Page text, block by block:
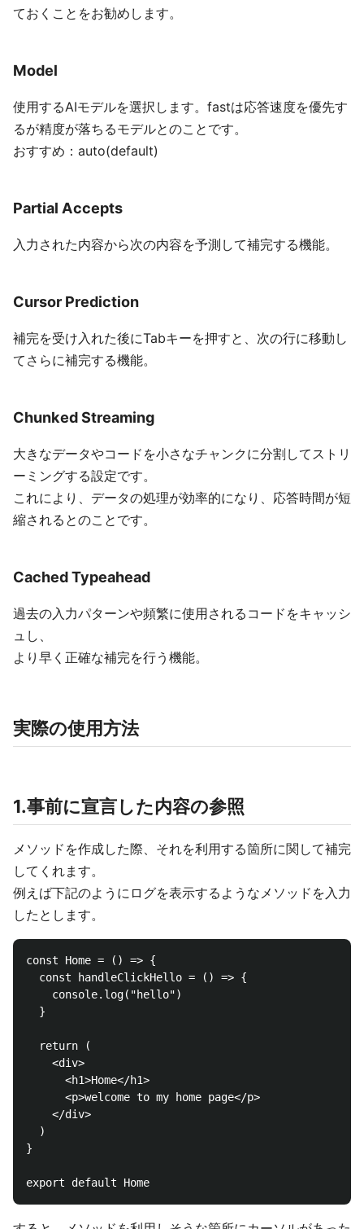
ておくことをお勧めします。
Model
使用するAIモデルを選択します。fastは応答速度を優先す
るが精度が落ちるモデルとのことです。
おすすめ：auto(default)
Partial Accepts
入力された内容から次の内容を予測して補完する機能。
Cursor Prediction
補完を受け入れた後にTabキーを押すと、次の行に移動し
てさらに補完する機能。
Chunked Streaming
大きなデータやコードを小さなチャンクに分割してストリ
ーミングする設定です。
これにより、データの処理が効率的になり、応答時間が短
縮されるとのことです。
Cached Typeahead
過去の入力パターンや頻繁に使用されるコードをキャッシ
ュし、
より早く正確な補完を行う機能。
実際の使用方法
1.事前に宣言した内容の参照
メソッドを作成した際、それを利用する箇所に関して補完
してくれます。
例えば下記のようにログを表示するようなメソッドを入力
したとします。
const Home = () => {
  const handleClickHello = () => {
    console.log("hello")
  }
  return (
    <div>
      <h1>Home</h1>
      <p>welcome to my home page</p>
    </div>
  )
}